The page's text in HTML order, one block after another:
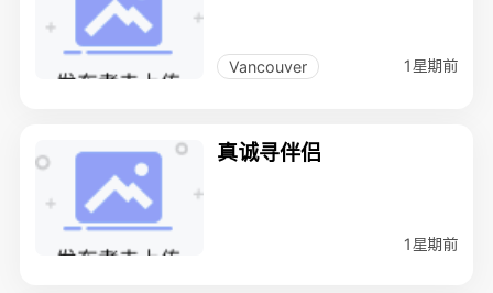
Vancouver 1星期前
真诚寻伴侣
1星期前